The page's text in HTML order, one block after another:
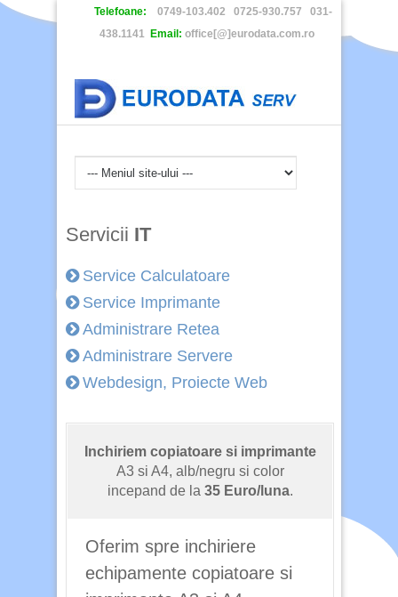
Telefoane:
0749-103.402 0725-930.757 031-
438.1141 Email: office[@]eurodata.com.ro
Servicii IT
Service Calculatoare
Service Imprimante
Administrare Retea
Administrare Servere
Webdesign, Proiecte Web
Inchiriem copiatoare si imprimante
A3 si A4, alb/negru si color
incepand de la 35 Euro/luna.
Oferim spre inchiriere
echipamente copiatoare si